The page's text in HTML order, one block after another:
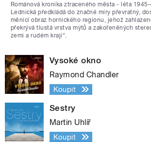
Románová kronika ztraceného města - léta
Lednická předkládá do značné míry převratný,
měnící obraz hornického regionu, jehož
překrývá tlustá vrstva mýtů a zakořeněných
zemi a rudém kraji“.
Vysoké okno
Raymond Chandler
Koupit
Sestry
Martin Uhlíř
Koupit